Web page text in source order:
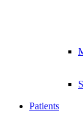
Patients